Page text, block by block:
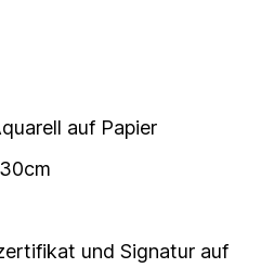
auf Papier
und Signatur auf